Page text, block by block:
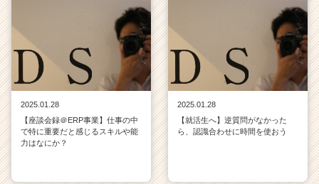
2025.01.28
【座談会録＠ERP事業】仕事の中
で特に重要だと感じるスキルや能
力はなにか？
2025.01.28
【就活生へ】逆質問がなかった
ら、認識合わせに時間を使おう